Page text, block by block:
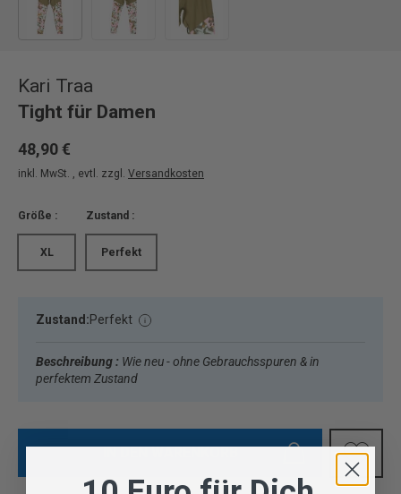
Kari Traa
Tight für Damen
48,90 €
inkl. MwSt. , evtl. zzgl. Versandkosten
Größe :
XL
Zustand :
Perfekt
Zustand:Perfekt
Beschreibung : Wie neu - ohne Gebrauchsspuren & in
perfektem Zustand
IN DEN WARENKORB